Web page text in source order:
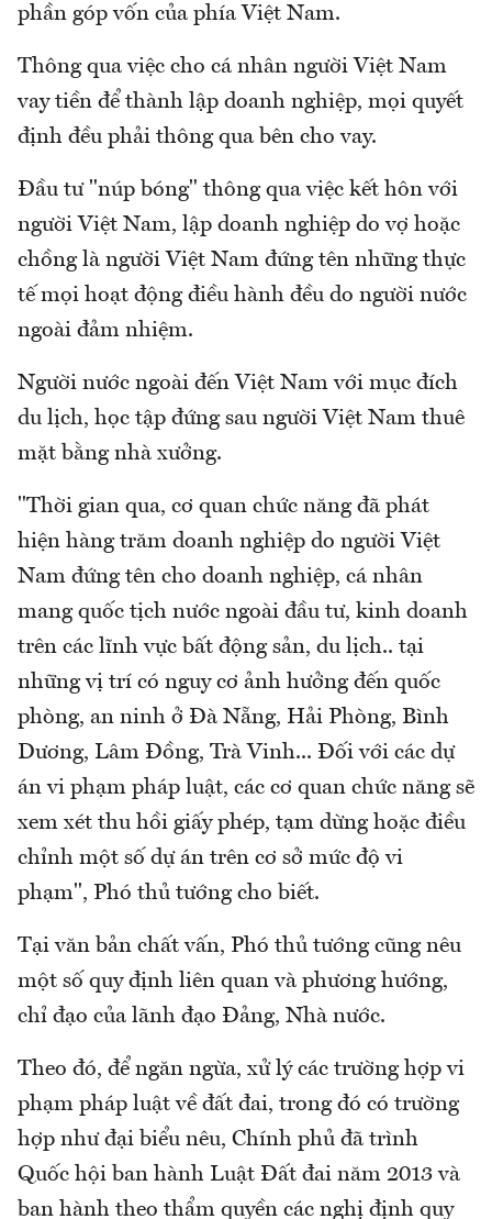
phần góp vốn của phía Việt Nam.
Thông qua việc cho cá nhân người Việt Nam
vay tiền để thành lập doanh nghiệp, mọi quyết
định đều phải thông qua bên cho vay.
Đầu tư "núp bóng" thông qua việc kết hôn với
người Việt Nam, lập doanh nghiệp do vợ hoặc
chồng là người Việt Nam đứng tên những thực
tế mọi hoạt động điều hành đều do người nước
ngoài đảm nhiệm.
Người nước ngoài đến Việt Nam với mục đích
du lịch, học tập đứng sau người Việt Nam thuê
mặt bằng nhà xưởng.
"Thời gian qua, cơ quan chức năng đã phát
hiện hàng trăm doanh nghiệp do người Việt
Nam đứng tên cho doanh nghiệp, cá nhân
mang quốc tịch nước ngoài đầu tư, kinh doanh
trên các lĩnh vực bất động sản, du lịch.. tại
những vị trí có nguy cơ ảnh hưởng đến quốc
phòng, an ninh ở Đà Nẵng, Hải Phòng, Bình
Dương, Lâm Đồng, Trà Vinh... Đối với các dự
án vi phạm pháp luật, các cơ quan chức năng sẽ
xem xét thu hồi giấy phép, tạm dừng hoặc điều
chỉnh một số dự án trên cơ sở mức độ vi
phạm", Phó thủ tướng cho biết.
Tại văn bản chất vấn, Phó thủ tướng cũng nêu
một số quy định liên quan và phương hướng,
chỉ đạo của lãnh đạo Đảng, Nhà nước.
Theo đó, để ngăn ngừa, xử lý các trường hợp vi
phạm pháp luật về đất đai, trong đó có trường
hợp như đại biểu nêu, Chính phủ đã trình
Quốc hội ban hành Luật Đất đai năm 2013 và
ban hành theo thẩm quyền các nghị định quy